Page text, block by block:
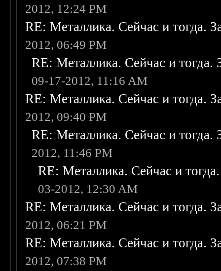
2012, 12:24 PM
RE: Металлика. Сейчас и тогда.
2012, 06:49 PM
RE: Металлика. Сейчас и
09-17-2012, 11:16 AM
RE: Металлика. Сейчас и тогда.
2012, 09:40 PM
RE: Металлика. Сейчас и
2012, 11:46 PM
RE: Металлика. Сейчас и
03-2012, 12:30 AM
RE: Металлика. Сейчас и тогда.
2012, 06:21 PM
RE: Металлика. Сейчас и тогда.
2012, 07:38 PM